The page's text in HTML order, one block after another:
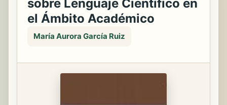
sobre Lenguaje Científico en
el Ámbito Académico
María Aurora García Ruiz